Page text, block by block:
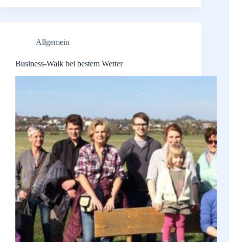
Allgemein
Business-Walk bei bestem Wetter